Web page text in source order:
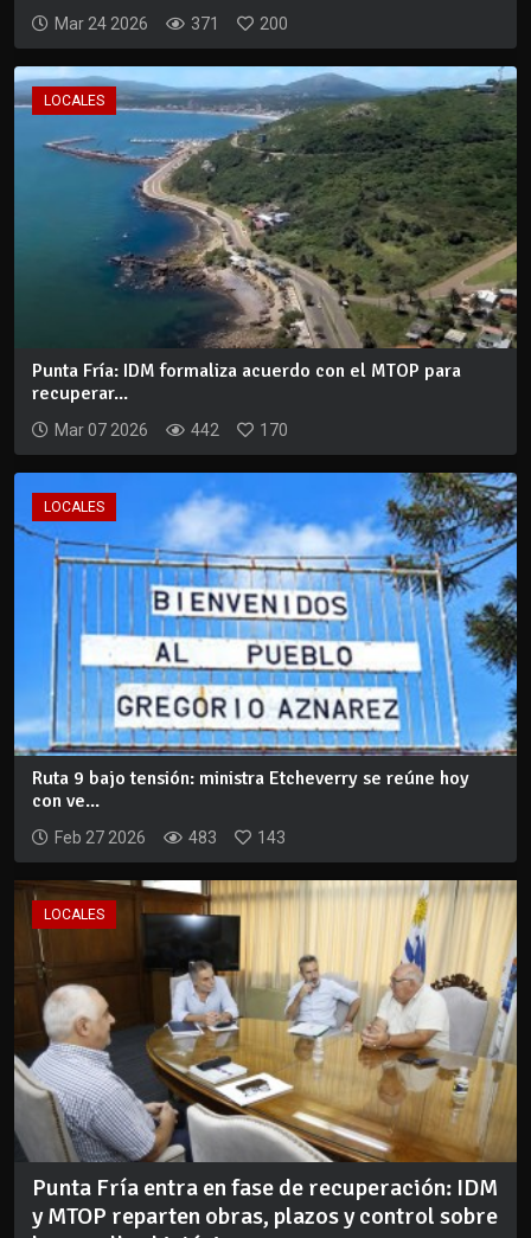
Mar 24 2026 371 200
LOCALES
Punta Fría: IDM formaliza acuerdo con el MTOP para
recuperar...
Mar 07 2026 442 170
LOCALES
Ruta 9 bajo tensión: ministra Etcheverry se reúne hoy
con ve...
Feb 27 2026 483 143
LOCALES
Punta Fría entra en fase de recuperación: IDM
y MTOP reparten obras, plazos y control sobre